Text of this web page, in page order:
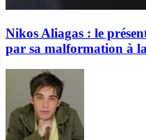
Nikos Aliagas : le
par sa malformation à